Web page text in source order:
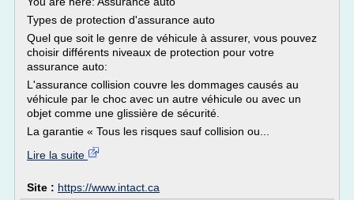
Types de protection d'assurance auto
Quel que soit le genre de véhicule à assurer, vous pouvez
choisir différents niveaux de protection pour votre
assurance auto:
L'assurance collision couvre les dommages causés au
véhicule par le choc avec un autre véhicule ou avec un
objet comme une glissière de sécurité.
La garantie « Tous les risques sauf collision ou...
Lire la suite
Site : https://www.intact.ca